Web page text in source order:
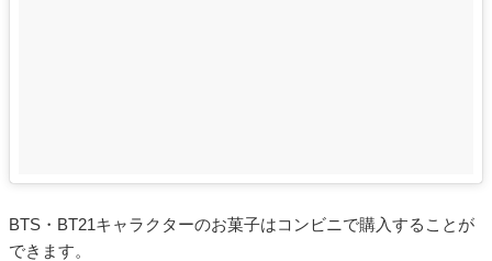
BTS・BT21キャラクターのお菓子はコンビニで購入することが
できます。